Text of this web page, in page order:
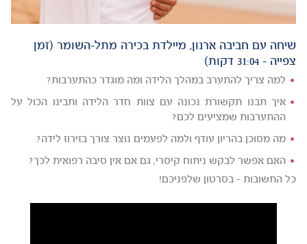
שיחה עם חביבה ארנון, מיילדת בכירה מתל-השומר (זמן
צפייה - 31:04 דקות)
למה צריך להתערב במהלך הלידה ומה מוגדר כהתערבות?
איך תבנו תקשורת נכונה עם צוות חדר הלידה ותבינו הכול על
ההתערבות שמציעים לכם?
מה מסוכן בהריון עודף ולמה לפעמים נוצר צורך בזירוז לידה?
האם אפשר לבקש ניתוח קיסרי, גם אם אין סיבה רפואית לכך?
כל התשובות - בסרטון שלפניכם!